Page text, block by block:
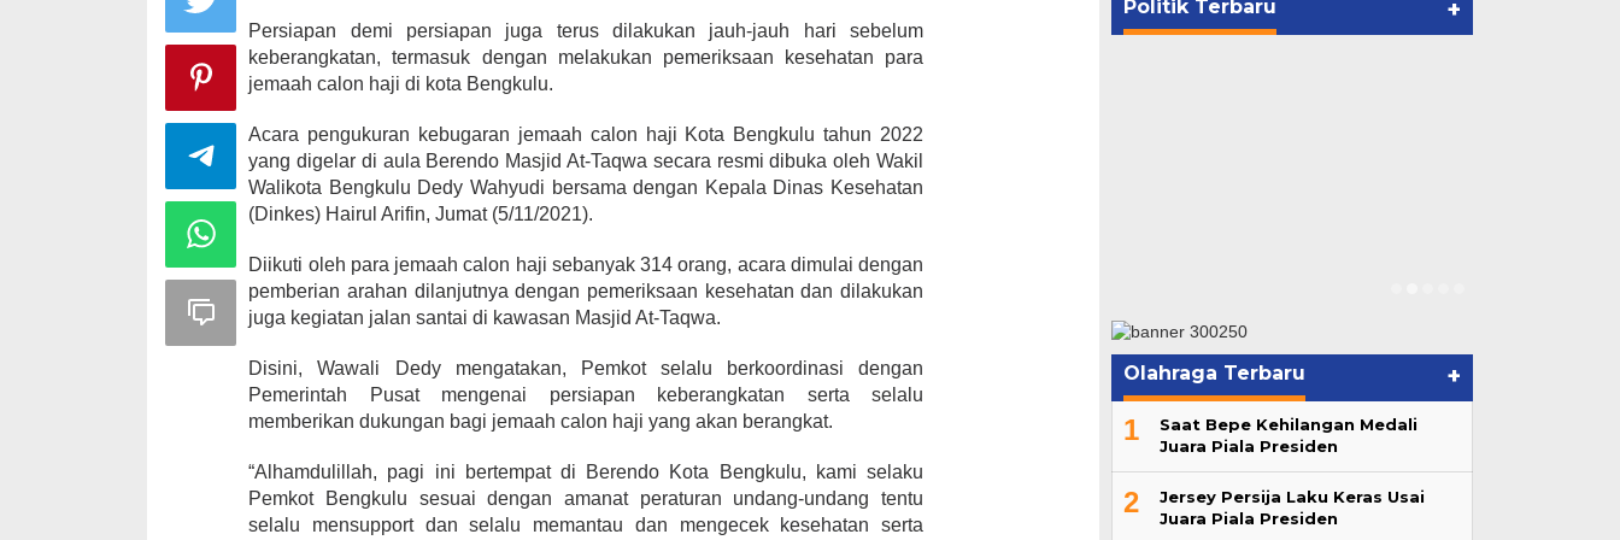
Persiapan demi persiapan juga terus dilakukan jauh-jauh hari sebelum
keberangkatan, termasuk dengan melakukan pemeriksaan kesehatan para
jemaah calon haji di kota Bengkulu.
Acara pengukuran kebugaran jemaah calon haji Kota Bengkulu tahun 2022
yang digelar di aula Berendo Masjid At-Taqwa secara resmi dibuka oleh Wakil
Walikota Bengkulu Dedy Wahyudi bersama dengan Kepala Dinas Kesehatan
(Dinkes) Hairul Arifin, Jumat (5/11/2021).
Diikuti oleh para jemaah calon haji sebanyak 314 orang, acara dimulai dengan
pemberian arahan dilanjutnya dengan pemeriksaan kesehatan dan dilakukan
juga kegiatan jalan santai di kawasan Masjid At-Taqwa.
Disini, Wawali Dedy mengatakan, Pemkot selalu berkoordinasi dengan
Pemerintah Pusat mengenai persiapan keberangkatan serta selalu
memberikan dukungan bagi jemaah calon haji yang akan berangkat.
“Alhamdulillah, pagi ini bertempat di Berendo Kota Bengkulu, kami selaku
Pemkot Bengkulu sesuai dengan amanat peraturan undang-undang tentu
selalu mensupport dan selalu memantau dan mengecek kesehatan serta
Politik Terbaru +
Gubernur Rohidin
Olahraga Terbaru +
1
Saat Bepe Kehilangan Medali
Juara Piala Presiden
2
Jersey Persija Laku Keras Usai
Juara Piala Presiden